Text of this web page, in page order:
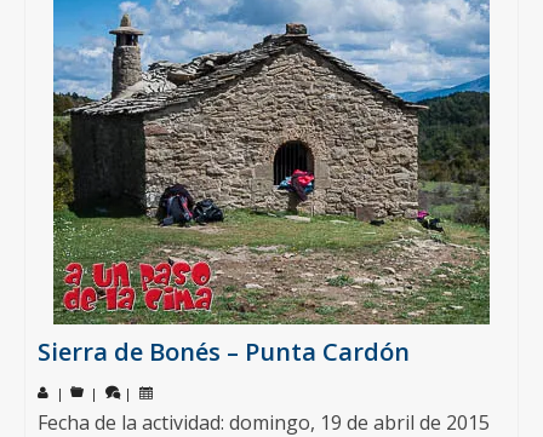
Sierra de Bonés – Punta Cardón
| | |
Fecha de la actividad: domingo, 19 de abril de 2015